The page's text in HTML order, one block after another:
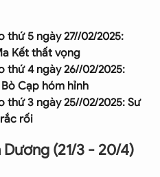
thứ 5 ngày 27//02/2025:
Kết thất vọng
thứ 4 ngày 26//02/2025:
Cạp hóm hỉnh
thứ 3 ngày 25//02/2025: Sư
rối
Dương (21/3 - 20/4)